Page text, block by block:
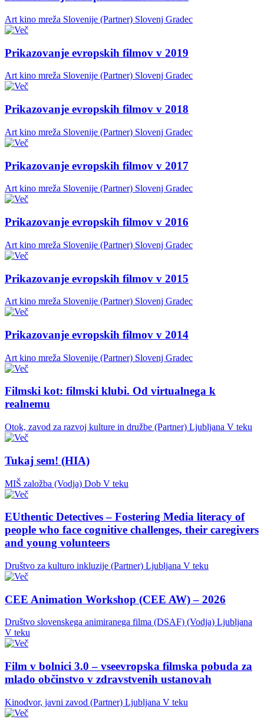
Art kino mreža Slovenije (Partner) Slovenj Gradec
Prikazovanje evropskih filmov v 2019
Art kino mreža Slovenije (Partner) Slovenj Gradec
Prikazovanje evropskih filmov v 2018
Art kino mreža Slovenije (Partner) Slovenj Gradec
Prikazovanje evropskih filmov v 2017
Art kino mreža Slovenije (Partner) Slovenj Gradec
Prikazovanje evropskih filmov v 2016
Art kino mreža Slovenije (Partner) Slovenj Gradec
Prikazovanje evropskih filmov v 2015
Art kino mreža Slovenije (Partner) Slovenj Gradec
Prikazovanje evropskih filmov v 2014
Art kino mreža Slovenije (Partner) Slovenj Gradec
Filmski kot: filmski klubi. Od virtualnega k
realnemu
Otok, zavod za razvoj kulture in družbe (Partner) Ljubljana V teku
Tukaj sem! (HIA)
MIŠ založba (Vodja) Dob V teku
EUthentic Detectives – Fostering Media literacy of
people who face cognitive challenges, their caregivers
and young volunteers
Društvo za kulturo inkluzije (Partner) Ljubljana V teku
CEE Animation Workshop (CEE AW) – 2026
Društvo slovenskega animiranega filma (DSAF) (Vodja) Ljubljana
V teku
Film v bolnici 3.0 – vseevropska filmska pobuda za
mlado občinstvo v zdravstvenih ustanovah
Kinodvor, javni zavod (Partner) Ljubljana V teku